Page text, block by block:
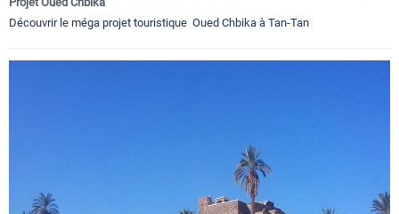
Découvrir le méga projet touristique Oued Chbika à Tan-Tan